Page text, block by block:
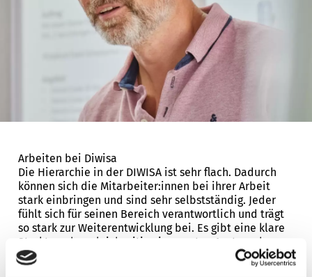
Arbeiten bei Diwisa
Die Hierarchie in der DIWISA ist sehr flach. Dadurch
können sich die Mitarbeiter:innen bei ihrer Arbeit
stark einbringen und sind sehr selbstständig. Jeder
fühlt sich für seinen Bereich verantwortlich und trägt
so stark zur Weiterentwicklung bei. Es gibt eine klare
Struktur, aber gleichzeitig einen guten Austausch
zwischen den einzelnen Abteilungen. Die
Führungskräfte sind sehr kooperativ und stehen den